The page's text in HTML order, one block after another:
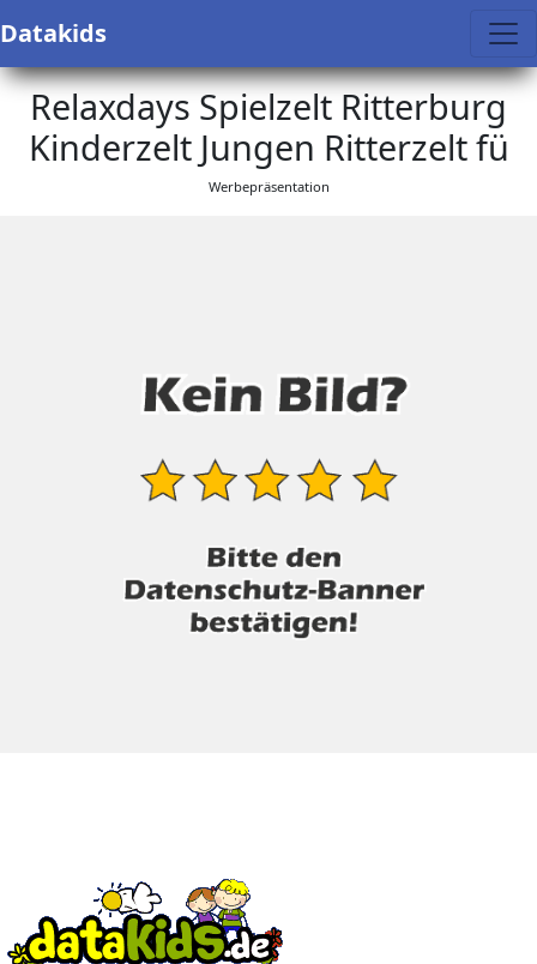
Datakids
Relaxdays Spielzelt Ritterburg
Kinderzelt Jungen Ritterzelt fü
Werbepräsentation